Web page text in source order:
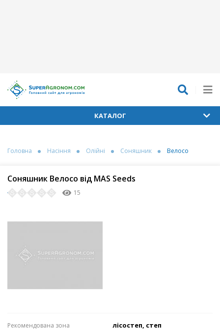
КАТАЛОГ
Головна Насіння Олійні Соняшник Велосо
Соняшник Велосо від MAS Seeds
15
Рекомендована зона лісостеп, степ